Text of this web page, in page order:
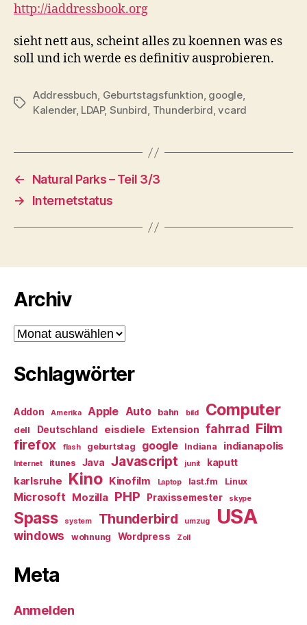
http://iaddressbook.org
sieht nett aus, scheint alles zu koennen was es
soll und ich werde es definitiv ausprobieren.
Schlagwörter
Addressbuch, Geburtstagsfunktion, google,
Kalender, LDAP, Sunbird, Thunderbird,vcard
←
Natural Parks – Teil 3/3
→
Internetstatus
Archiv
Archiv
Schlagwörter
Addon Amerika Apple Auto bahn bild Computer
dell Deutschland eisdiele Extension fahrrad Film
firefox flash geburtstag google Indiana indianapolis
Internet itunes Java Javascript junit kaputt
karlsruhe Kino Kinofilm Laptop last.fm Linux
Microsoft Mozilla PHP Praxissemester skype
Spass system Thunderbird umzug USA
windows wohnung Wordpress Zoll
Meta
Anmelden